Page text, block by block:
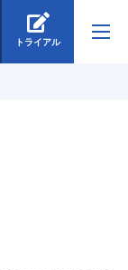
トライアル